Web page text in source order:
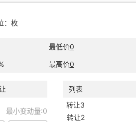
枚
最低价0
最高价0
最小变动量:0
列表
转让3
转让2